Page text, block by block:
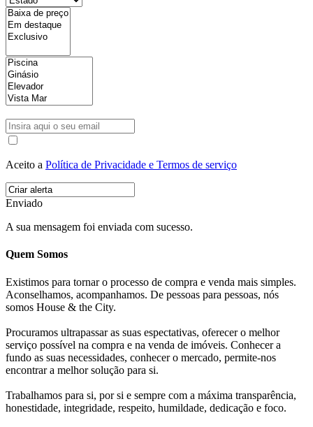
Aceito a Política de Privacidade e Termos de serviço
Enviado
A sua mensagem foi enviada com sucesso.
Quem Somos
Existimos para tornar o processo de compra e venda mais simples.
Aconselhamos, acompanhamos. De pessoas para pessoas, nós
somos House & the City.
Procuramos ultrapassar as suas espectativas, oferecer o melhor
serviço possível na compra e na venda de imóveis. Conhecer a
fundo as suas necessidades, conhecer o mercado, permite-nos
encontrar a melhor solução para si.
Trabalhamos para si, por si e sempre com a máxima transparência,
honestidade, integridade, respeito, humildade, dedicação e foco.